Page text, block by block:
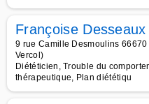
Françoise Desseaux
9 rue Camille Desmoulins
Vercol)
Diététicien, Trouble du
thérapeutique, Plan diététiqu